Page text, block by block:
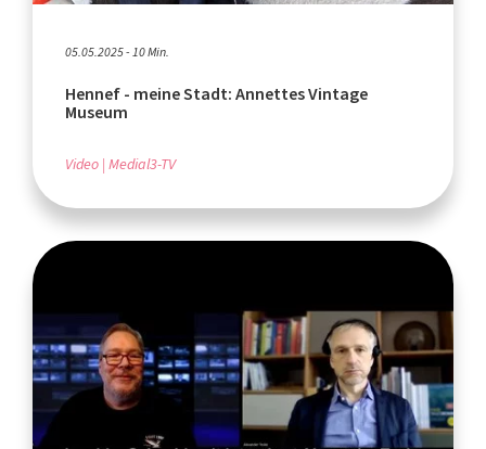
05.05.2025 - 10 Min.
Hennef - meine Stadt: Annettes Vintage
Museum
Video Medial3-TV